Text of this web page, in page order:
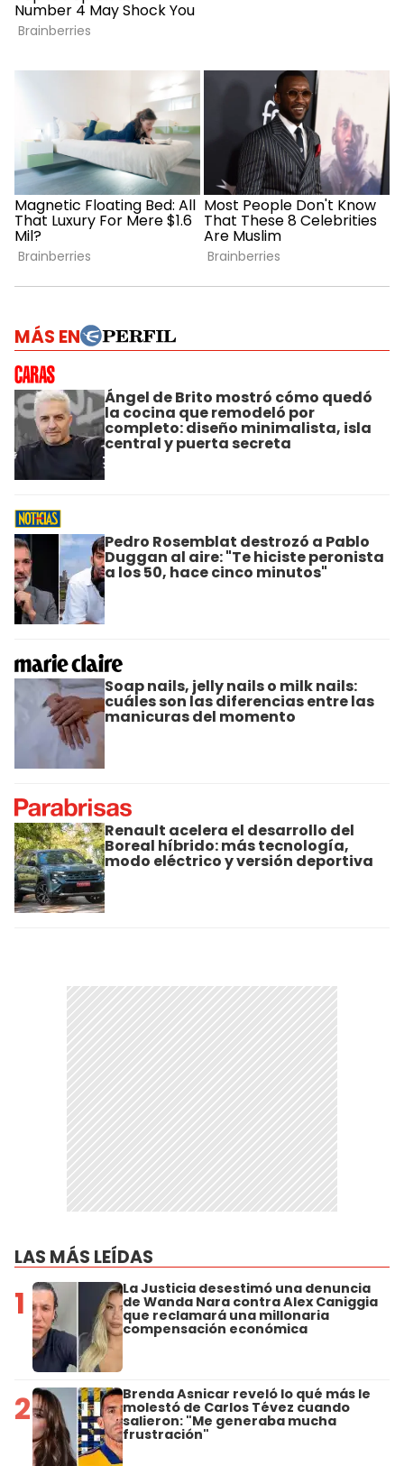
MÁS EN
Ángel de Brito mostró cómo quedó
la cocina que remodeló por
completo: diseño minimalista, isla
central y puerta secreta
Pedro Rosemblat destrozó a Pablo
Duggan al aire: "Te hiciste peronista
a los 50, hace cinco minutos"
Soap nails, jelly nails o milk nails:
cuáles son las diferencias entre las
manicuras del momento
Renault acelera el desarrollo del
Boreal híbrido: más tecnología,
modo eléctrico y versión deportiva
LAS MÁS LEÍDAS
1 La Justicia desestimó una denuncia
de Wanda Nara contra Alex Caniggia
que reclamará una millonaria
compensación económica
2 Brenda Asnicar reveló lo qué más le
molestó de Carlos Tévez cuando
salieron: "Me generaba mucha
frustración"